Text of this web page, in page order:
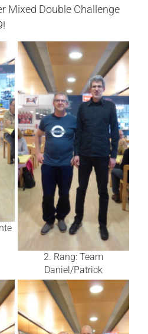
Mixed Double Challenge
2. Rang: Team
Daniel/Patrick